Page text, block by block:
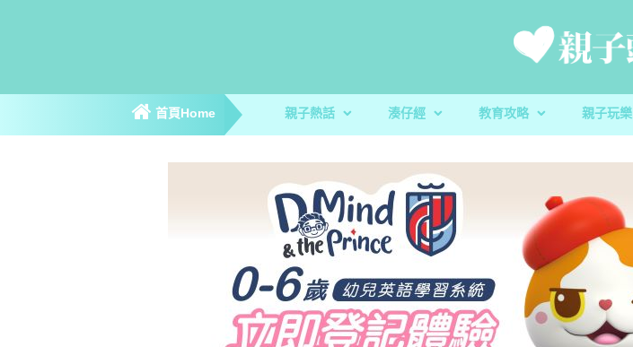
首頁Home 親子熱話
親子新聞
親子趣聞
爸媽專訪
著數優惠
湊仔經
新手爸媽
醫健爸媽
家庭關係
毛孩子
教育攻略
校園生活
升學指南
親子玩樂
親子飲食
親子玩意
心測開箱
生活小百科
「大粒 MAC 教室」閱
香港小童群益會
慈慧幼苗